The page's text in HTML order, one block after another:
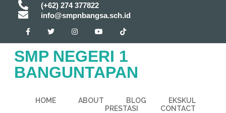
(+62) 274 377822
info@smpnbangsa.sch.id
SMP NEGERI 1
BANGUNTAPAN
HOME ABOUT BLOG
EKSKUL
PRESTASI
CONTACT